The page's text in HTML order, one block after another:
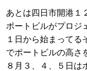
あとは四日市開港１
ポートビルがプロジ
１日から始まってる
でポートビルの高さ
８月３、４、５日は